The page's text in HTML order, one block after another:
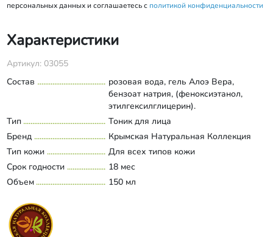
персональных данных и соглашаетесь с политикой конфиденциальности
Характеристики
Артикул: 03055
Состав
розовая вода, гель Алоэ Вера,
бензоат натрия, (феноксиэтанол,
этилгексилглицерин).
Тип
Тоник для лица
Бренд
Крымская Натуральная Коллекция
Тип кожи
Для всех типов кожи
Срок годности
18 мес
Объем
150 мл